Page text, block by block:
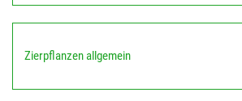
Zierpflanzen allgemein